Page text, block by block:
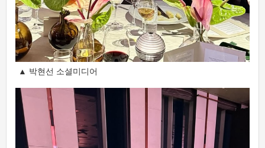
▲ 박현선 소셜미디어